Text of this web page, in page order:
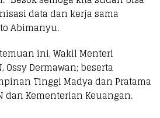
data dan kerja sama
Abimanyu.
ini, Wakil Menteri
Ossy Dermawan; beserta
Tinggi Madya dan Pratama
dan Kementerian Keuangan.